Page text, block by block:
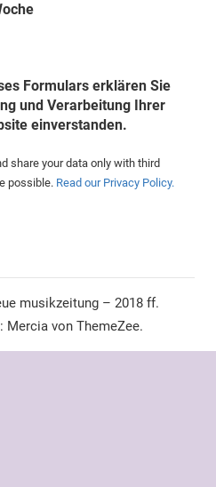
Formulars erklären Sie
und Verarbeitung Ihrer
einverstanden.
share your data only with third
possible. Read our Privacy Policy.
musikzeitung – 2018 ff.
Mercia von ThemeZee.